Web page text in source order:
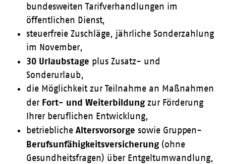
bundesweiten Tarifverhandlungen im
öffentlichen Dienst,
steuerfreie Zuschläge, jährliche Sonderzahlung
im November,
30 Urlaubstage plus Zusatz- und
Sonderurlaub,
die Möglichkeit zur Teilnahme an Maßnahmen
der Fort- und Weiterbildung zur Förderung
Ihrer beruflichen Entwicklung,
betrieblicheAltersvorsorge sowie Gruppen-
Berufsunfähigkeitsversicherung (ohne
Gesundheitsfragen) über Entgeltumwandlung,